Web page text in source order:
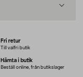
Fri retur
Till valfri butik
Hämta i butik
Beställ online, från butikslager